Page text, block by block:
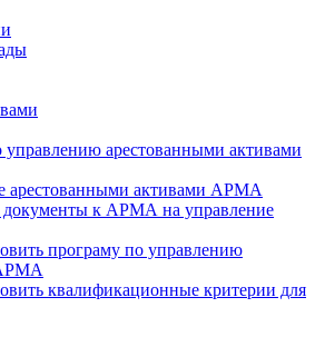
управлению арестованными активами
арестованными активами АРМА
документы к АРМА на управление
програму по управлению
квалификационные критерии для